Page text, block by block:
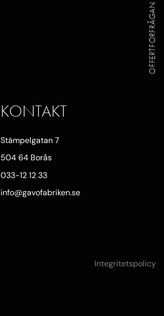
KONTAKT
Stämpelgatan 7
504 64 Borås
033-12 12 33
info@gavofabriken.se
Integritetspolicy
OFFERTFÖRFRÅGAN